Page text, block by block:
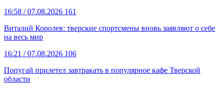
16:58 / 07.08.2026 161
Виталий Королев: тверские спортсмены вновь заявляют о себе
на весь мир
16:21 / 07.08.2026 106
Попугай прилетел завтракать в популярное кафе Тверской
области